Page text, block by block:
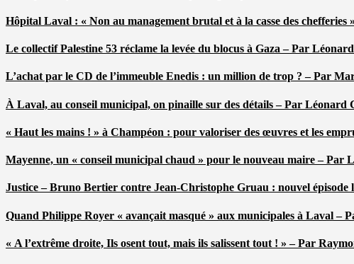
Hôpital Laval : « Non au management brutal et à la casse des chefferies
Le collectif Palestine 53 réclame la levée du blocus à Gaza – Par
L’achat par le CD de l’immeuble Enedis : un million de trop ? – Par
À Laval, au conseil municipal, on pinaille sur des détails – Par Léonard
« Haut les mains ! » à Champéon : pour valoriser des œuvres et les
Mayenne, un « conseil municipal chaud » pour le nouveau maire – Par
Justice – Bruno Bertier contre Jean-Christophe Gruau : nouvel épisode
Quand Philippe Royer « avançait masqué » aux municipales à Laval –
« A l’extrême droite, Ils osent tout, mais ils salissent tout ! » – Par